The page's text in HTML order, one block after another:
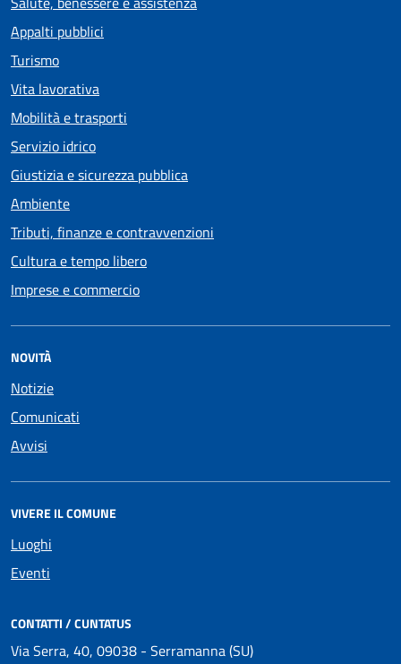
Appalti pubblici
Turismo
Vita lavorativa
Mobilità e trasporti
Servizio idrico
Giustizia e sicurezza pubblica
Ambiente
Tributi, finanze e contravvenzioni
Cultura e tempo libero
Imprese e commercio
NOVITÀ
Notizie
Comunicati
Avvisi
VIVERE IL COMUNE
Luoghi
Eventi
CONTATTI / CUNTATUS
Via Serra, 40, 09038 - Serramanna (SU)